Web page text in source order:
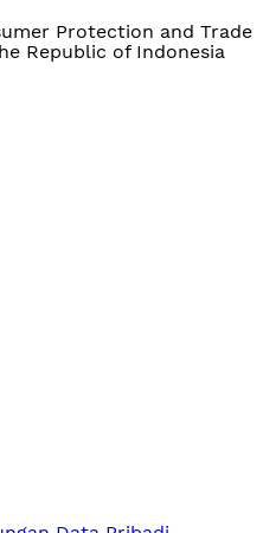
Protection and Trade
Republic of Indonesia